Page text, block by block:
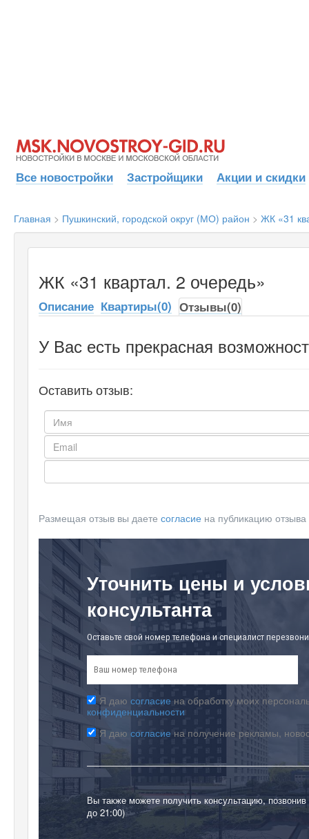
Все новостройки Застройщики Акции и скидки
Главная > Пушкинский, городской округ (МО) район > ЖК «31
ЖК «31 квартал. 2 очередь»
Описание Квартиры(0) Отзывы(0)
У Вас есть прекрасная
Оставить отзыв:
Размещая отзыв вы даете согласие на публикацию отзыва
Уточнить цены и
консультанта
Оставьте свой номер телефона и специалист
Я даю согласие на обработку моих
конфиденциальности
Я даю согласие на получение рекламы,
Вы также можете получить консультацию,
до 21:00)